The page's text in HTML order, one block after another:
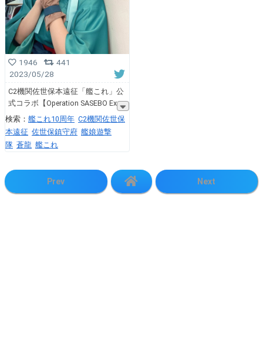
1946
441
2023/05/28
C2機関佐世保本遠征「艦これ」公
式コラボ【Operation SASEBO Ex
検索： 艦これ10周年 C2機関佐世保
本遠征 佐世保鎮守府 艦娘遊撃
隊 蒼龍 艦これ
Prev Next